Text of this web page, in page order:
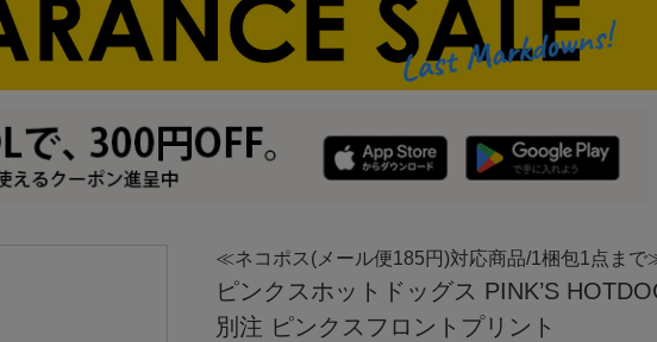
≪ネコポス(メール便185円)対応商品/1梱包1点ま
ピンクスホットドッグス PINK’S
別注 ピンクスフロントプリント